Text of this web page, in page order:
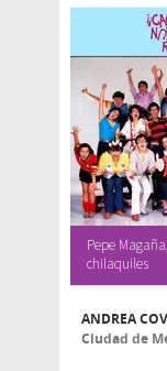
Pepe
chilaquiles
ANDREA
Ciudad de